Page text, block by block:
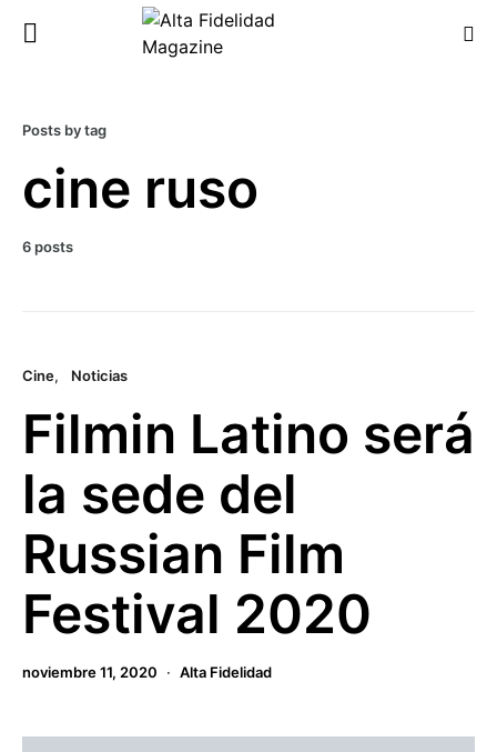
Posts by tag
cine ruso
6 posts
Cine Noticias
Filmin Latino será
la sede del
Russian Film
Festival 2020
noviembre 11, 2020 Alta Fidelidad